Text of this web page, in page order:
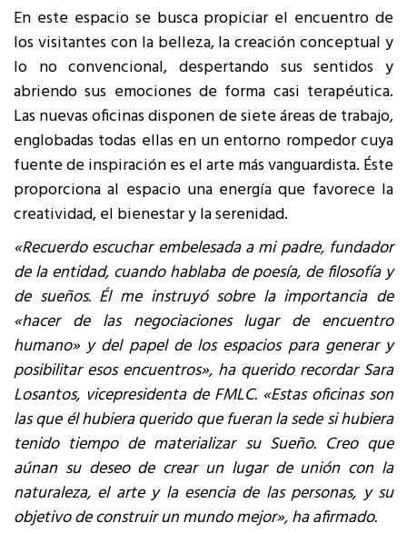
En este espacio se busca propiciar el encuentro de
los visitantes con la belleza, la creación conceptual y
lo no convencional, despertando sus sentidos y
abriendo sus emociones de forma casi terapéutica.
Las nuevas oficinas disponen de siete áreas de trabajo,
englobadas todas ellas en un entorno rompedor cuya
fuente de inspiración es el arte más vanguardista. Éste
proporciona al espacio una energía que favorece la
creatividad, el bienestar y la serenidad.
«Recuerdo escuchar embelesada a mi padre, fundador
de la entidad, cuando hablaba de poesía, de filosofía y
de sueños. Él me instruyó sobre la importancia de
«hacer de las negociaciones lugar de encuentro
humano» y del papel de los espacios para generar y
posibilitar esos encuentros», ha querido recordar Sara
Losantos, vicepresidenta de FMLC. «Estas oficinas son
las que él hubiera querido que fueran la sede si hubiera
tenido tiempo de materializar su Sueño. Creo que
aúnan su deseo de crear un lugar de unión con la
naturaleza, el arte y la esencia de las personas, y su
objetivo de construir un mundo mejor», ha afirmado.